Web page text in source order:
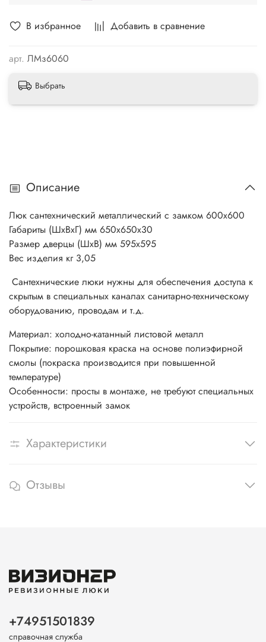
В избранное Добавить в сравнение
арт. ЛМз6060
Выбрать
Описание
Люк сантехнический металлический с замком 600х600
Габариты (ШхВхГ) мм 650х650х30
Размер дверцы (ШхВ) мм 595х595
Вес изделия кг 3,05
Сантехнические люки нужны для обеспечения доступа к
скрытым в специальных каналах санитарно-техническому
оборудованию, проводам и т.д.
Материал: холодно-катанный листовой металл
Покрытие: порошковая краска на основе полиэфирной
смолы (покраска производится при повышенной
температуре)
Особенности: просты в монтаже, не требуют специальных
устройств, встроенный замок
Характеристики
Отзывы
+74951501839
справочная служба